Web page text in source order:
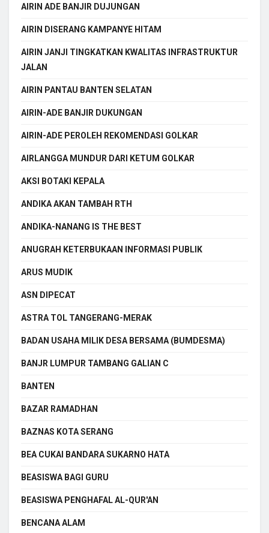
AIRIN ADE BANJIR DUJUNGAN
AIRIN DISERANG KAMPANYE HITAM
AIRIN JANJI TINGKATKAN KWALITAS INFRASTRUKTUR
JALAN
AIRIN PANTAU BANTEN SELATAN
AIRIN-ADE BANJIR DUKUNGAN
AIRIN-ADE PEROLEH REKOMENDASI GOLKAR
AIRLANGGA MUNDUR DARI KETUM GOLKAR
AKSI BOTAKI KEPALA
ANDIKA AKAN TAMBAH RTH
ANDIKA-NANANG IS THE BEST
ANUGRAH KETERBUKAAN INFORMASI PUBLIK
ARUS MUDIK
ASN DIPECAT
ASTRA TOL TANGERANG-MERAK
BADAN USAHA MILIK DESA BERSAMA (BUMDESMA)
BANJR LUMPUR TAMBANG GALIAN C
BANTEN
BAZAR RAMADHAN
BAZNAS KOTA SERANG
BEA CUKAI BANDARA SUKARNO HATA
BEASISWA BAGI GURU
BEASISWA PENGHAFAL AL-QUR'AN
BENCANA ALAM